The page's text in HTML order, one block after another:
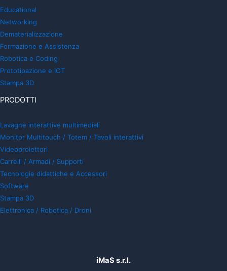
Educational
Networking
Dematerializzazione
Formazione e Assistenza
Robotica e Coding
Prototipazione e IOT
Stampa 3D
PRODOTTI
Lavagne interattive multimediali
Monitor Multitouch / Totem / Tavoli interattivi
Videoproiettori
Carrelli / Armadi / Supporti
Tecnologie didattiche e Accessori
Software
Stampa 3D
Elettronica / Robotica / Droni
iMaS s.r.l.